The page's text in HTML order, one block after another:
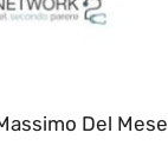
Del Mese